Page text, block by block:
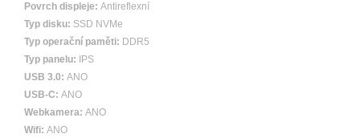
Povrch displeje: Antireflexní
Typ disku: SSD NVMe
Typ operační paměti: DDR5
Typ panelu:
IPS
USB 3.0: ANO
USB-C: ANO
Webkamera: ANO
Wifi: ANO